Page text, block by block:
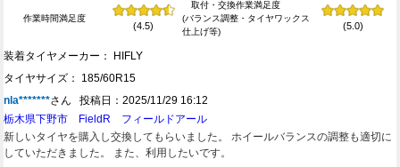
作業時間満足度
(4.5)
取付・交換作業満足度
(バランス調整・タイヤワックス
仕上げ等)
(5.0)
装着タイヤメーカー： HIFLY
タイヤサイズ： 185/60R15
nla*******さん 投稿日：2025/11/29 16:12
栃木県下野市 FieldR フィールドアール
新しいタイヤを購入し交換してもらいました。 ホイールバランスの調整も適切に
していただきました。 また、利用したいです。